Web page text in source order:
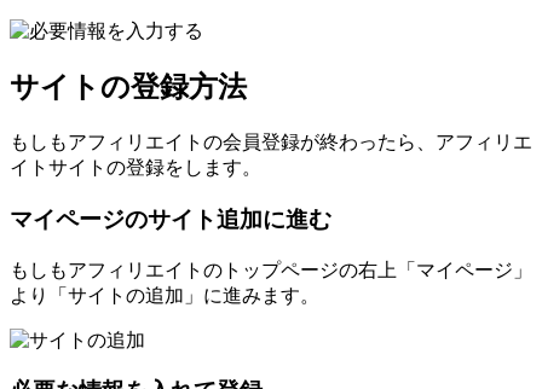
サイトの登録方法
もしもアフィリエイトの会員登録が終わったら、アフィリエ
イトサイトの登録をします。
マイページのサイト追加に進む
もしもアフィリエイトのトップページの右上「マイページ」
より「サイトの追加」に進みます。